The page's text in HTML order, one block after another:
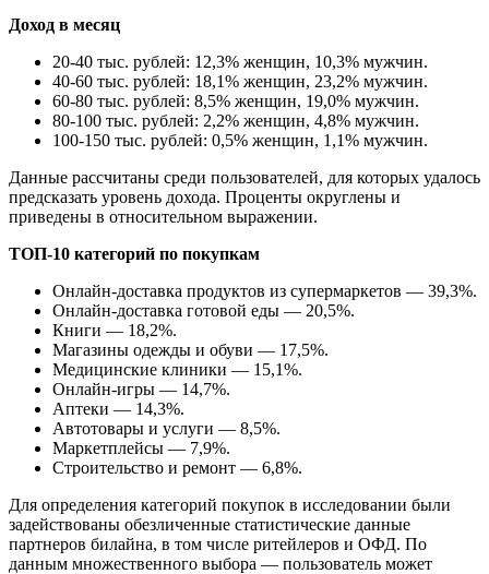
Доход в месяц
20-40 тыс. рублей: 12,3% женщин, 10,3% мужчин.
40-60 тыс. рублей: 18,1% женщин, 23,2% мужчин.
60-80 тыс. рублей: 8,5% женщин, 19,0% мужчин.
80-100 тыс. рублей: 2,2% женщин, 4,8% мужчин.
100-150 тыс. рублей: 0,5% женщин, 1,1% мужчин.
Данные рассчитаны среди пользователей, для которых удалось
предсказать уровень дохода. Проценты округлены и
приведены в относительном выражении.
ТОП-10 категорий по покупкам
Онлайн-доставка продуктов из супермаркетов — 39,3%.
Онлайн-доставка готовой еды — 20,5%.
Книги — 18,2%.
Магазины одежды и обуви — 17,5%.
Медицинские клиники — 15,1%.
Онлайн-игры — 14,7%.
Аптеки — 14,3%.
Автотовары и услуги — 8,5%.
Маркетплейсы — 7,9%.
Строительство и ремонт — 6,8%.
Для определения категорий покупок в исследовании были
задействованы обезличенные статистические данные
партнеров билайна, в том числе ритейлеров и ОФД. По
данным множественного выбора — пользователь может